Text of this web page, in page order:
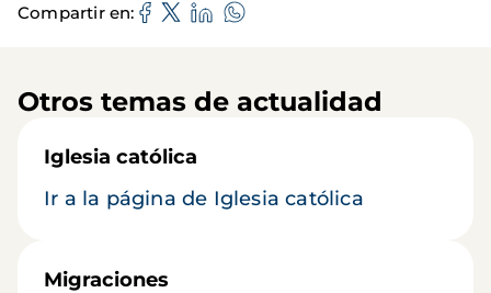
Compartir en
Otros temas de actualidad
Iglesia católica
Ir a la página de Iglesia católica
Migraciones